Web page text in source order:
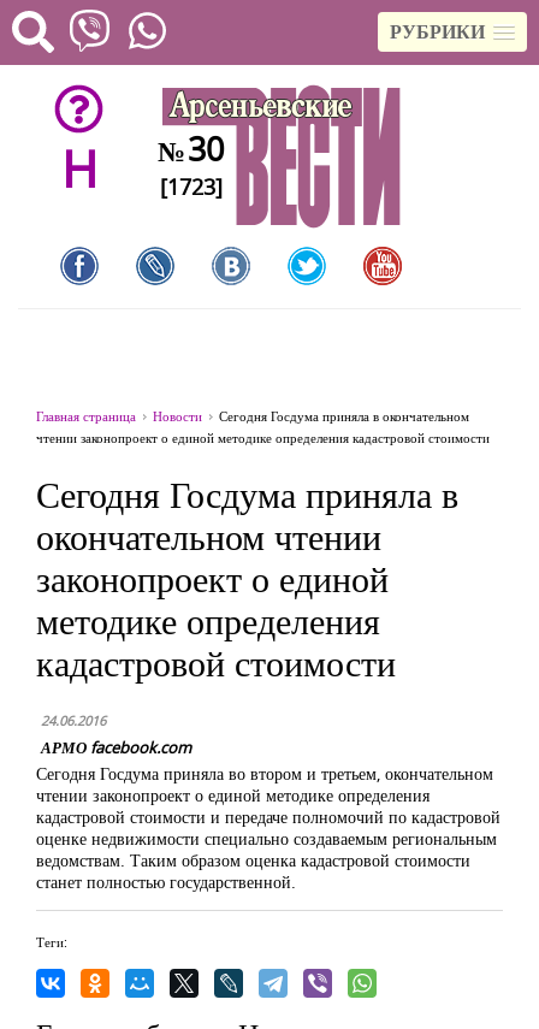
РУБРИКИ
H №30
[1723]
Главная страница Новости
Сегодня Госдума приняла в окончательном
чтении законопроект о единой методике определения кадастровой стоимости
Сегодня Госдума приняла в
окончательном чтении
законопроект о единой
методике определения
кадастровой стоимости
24.06.2016
АРМО facebook.com
Сегодня Госдума приняла во втором и третьем, окончательном
чтении законопроект о единой методике определения
кадастровой стоимости и передаче полномочий по кадастровой
оценке недвижимости специально создаваемым региональным
ведомствам. Таким образом оценка кадастровой стоимости
станет полностью государственной.
Теги: